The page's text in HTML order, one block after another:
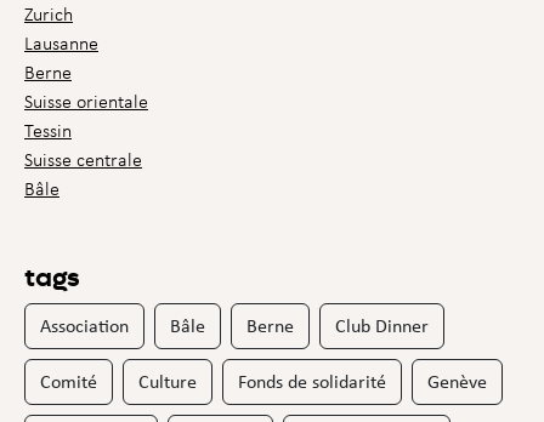
Zurich
Lausanne
Berne
Suisse orientale
Tessin
Suisse centrale
Bâle
tags
Association Bâle Berne Club Dinner
Comité Culture Fonds de solidarité Genève